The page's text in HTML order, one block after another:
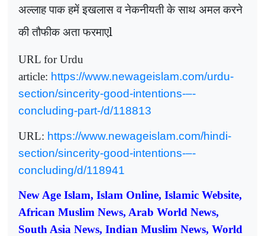
अल्लाह पाक हमें इखलास व नेकनीयती के साथ अमल करने
की तौफीक अता फरमाएl
URL for Urdu
article: https://www.newageislam.com/urdu-
section/sincerity-good-intentions-–-
concluding-part-/d/118813
URL: https://www.newageislam.com/hindi-
section/sincerity-good-intentions-–-
concluding/d/118941
New Age Islam, Islam Online, Islamic Website,
African Muslim News, Arab World News,
South Asia News, Indian Muslim News, World